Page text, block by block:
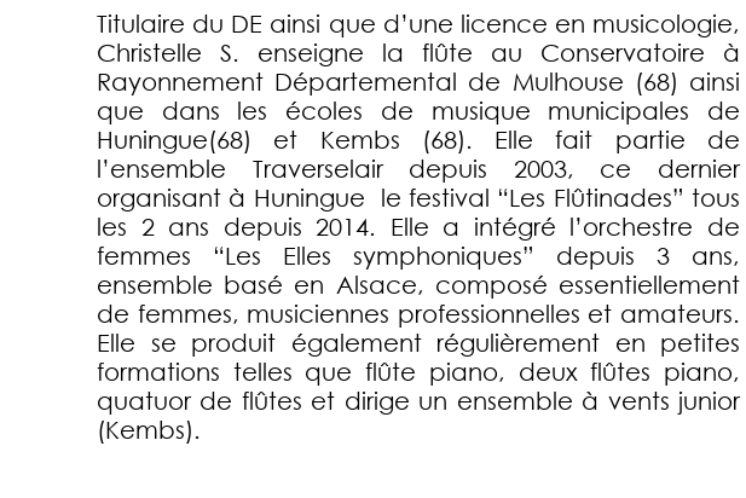
Titulaire du DE ainsi que d’une licence en musicologie,
Christelle S. enseigne la flûte au Conservatoire à
Rayonnement Départemental de Mulhouse (68) ainsi
que dans les écoles de musique municipales de
Huningue(68) et Kembs (68). Elle fait partie de
l’ensemble Traverselair depuis 2003, ce dernier
organisant à Huningue le festival “Les Flûtinades” tous
les 2 ans depuis 2014. Elle a intégré l’orchestre de
femmes “Les Elles symphoniques” depuis 3 ans,
ensemble basé en Alsace, composé essentiellement
de femmes, musiciennes professionnelles et amateurs.
Elle se produit également régulièrement en petites
formations telles que flûte piano, deux flûtes piano,
quatuor de flûtes et dirige un ensemble à vents junior
(Kembs).